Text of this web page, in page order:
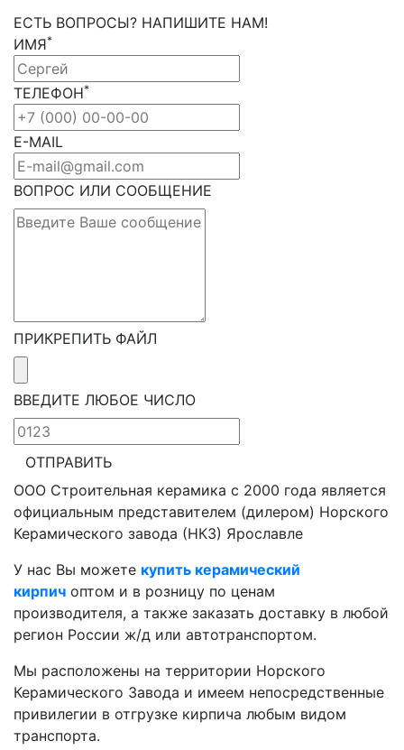
ЕСТЬ ВОПРОСЫ? НАПИШИТЕ НАМ!
ИМЯ*
ТЕЛЕФОН*
E-MAIL
ВОПРОС ИЛИ СООБЩЕНИЕ
ПРИКРЕПИТЬ ФАЙЛ
ВВЕДИТЕ ЛЮБОЕ ЧИСЛО
ОТПРАВИТЬ
ООО Строительная керамика с 2000 года является
официальным представителем (дилером) Норского
Керамического завода (НКЗ) Ярославле
У нас Вы можете купить керамический
кирпич оптом и в розницу по ценам
производителя, а также заказать доставку в любой
регион России ж/д или автотранспортом.
Мы расположены на территории Норского
Керамического Завода и имеем непосредственные
привилегии в отгрузке кирпича любым видом
транспорта.